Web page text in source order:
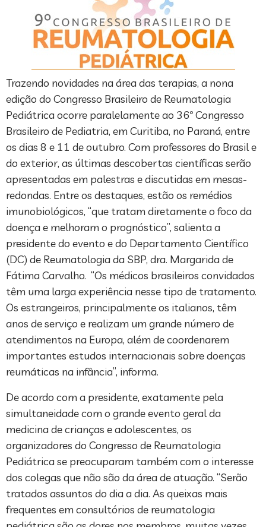
Trazendo novidades na área das terapias, a nona
edição do Congresso Brasileiro de Reumatologia
Pediátrica ocorre paralelamente ao 36º Congresso
Brasileiro de Pediatria, em Curitiba, no Paraná, entre
os dias 8 e 11 de outubro. Com professores do Brasil e
do exterior, as últimas descobertas científicas serão
apresentadas em palestras e discutidas em mesas-
redondas. Entre os destaques, estão os remédios
imunobiológicos, “que tratam diretamente o foco da
doença e melhoram o prognóstico”, salienta a
presidente do evento e do Departamento Científico
(DC) de Reumatologia da SBP, dra. Margarida de
Fátima Carvalho. “Os médicos brasileiros convidados
têm uma larga experiência nesse tipo de tratamento.
Os estrangeiros, principalmente os italianos, têm
anos de serviço e realizam um grande número de
atendimentos na Europa, além de coordenarem
importantes estudos internacionais sobre doenças
reumáticas na infância”, informa.
De acordo com a presidente, exatamente pela
simultaneidade com o grande evento geral da
medicina de crianças e adolescentes, os
organizadores do Congresso de Reumatologia
Pediátrica se preocuparam também com o interesse
dos colegas que não são da área de atuação. “Serão
tratados assuntos do dia a dia. As queixas mais
frequentes em consultórios de reumatologia